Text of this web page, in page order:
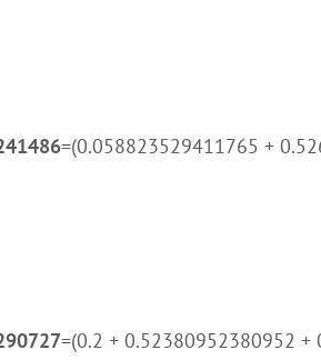
=(0.058823529411765 +
=(0.2 + 0.52380952380952